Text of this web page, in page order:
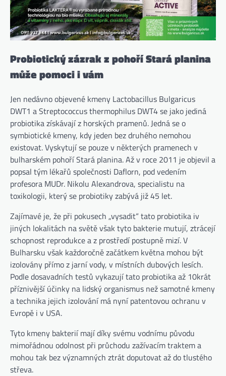
Probiotický zázrak z pohoří Stará planina
může pomoci i vám
Jen nedávno objevené kmeny Lactobacillus Bulgaricus
DWT1 a Streptococcus thermophilus DWT4 se jako jediná
probiotika získávají z horských pramenů. Jedná se o
symbiotické kmeny, kdy jeden bez druhého nemohou
existovat. Vyskytují se pouze v některých pramenech v
bulharském pohoří Stará planina. Až v roce 2011 je objevil a
popsal tým lékařů společnosti Daflorn, pod vedením
profesora MUDr. Nikolu Alexandrova, specialistu na
toxikologii, který se probiotiky zabývá již 45 let.
Zajímavé je, že při pokusech „vysadit“ tato probiotika iv
jiných lokalitách na světě však tyto bakterie mutují, ztrácejí
schopnost reprodukce a z prostředí postupně mizí. V
Bulharsku však každoročně začátkem května mohou být
izolovány přímo z jarní vody, v místních dubových lesích.
Podle dosavadních testů vykazují tato probiotika až 10krát
příznivější účinky na lidský organismus než samotné kmeny
a technika jejich izolování má nyní patentovou ochranu v
Evropě i v USA.
Tyto kmeny bakterií mají díky svému vodnímu původu
mimořádnou odolnost při průchodu zažívacím traktem a
mohou tak bez významných ztrát doputovat až do tlustého
střeva.